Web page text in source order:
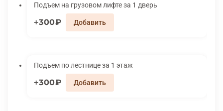
Подъем на грузовом лифте за 1 дверь
300₽
Подъем по лестнице за 1 этаж
300₽